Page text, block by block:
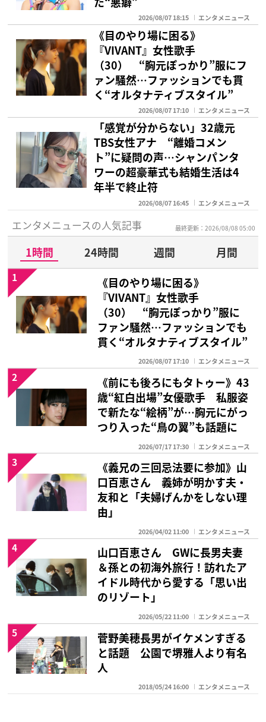
2026/08/07 18:15 エンタメニュース
《目のやり場に困る》
『VIVANT』女性歌手
（30） “胸元ぽっかり”服にフ
ァン騒然…ファッションでも貫
く“オルタナティブスタイル”
2026/08/07 17:10 エンタメニュース
「感覚が分からない」32歳元
TBS女性アナ “離婚コメン
ト”に疑問の声…シャンパンタ
ワーの超豪華式も結婚生活は4
年半で終止符
2026/08/07 16:45 エンタメニュース
エンタメニュースの人気記事 最終更新：2026/08/08 05:00
1時間 24時間 週間
月間
《目のやり場に困る》
『VIVANT』女性歌手
（30） “胸元ぽっかり”服に
ファン騒然…ファッションでも
貫く“オルタナティブスタイル”
2026/08/07 17:10 エンタメニュース
1
《前にも後ろにもタトゥー》43
歳“紅白出場”女優歌手 私服姿
で新たな“絵柄”が…胸元にがっ
つり入った“鳥の翼”も話題に
2026/07/17 17:30 エンタメニュース
2
《義兄の三回忌法要に参加》山
口百恵さん 義姉が明かす夫・
友和と「夫婦げんかをしない理
由」
2026/04/02 11:00 エンタメニュース
3
山口百恵さん GWに長男夫妻
＆孫との初海外旅行！訪れたア
イドル時代から愛する「思い出
のリゾート」
2026/05/22 11:00 エンタメニュース
4
菅野美穂長男がイケメンすぎる
と話題 公園で堺雅人より有名
人
2018/05/24 16:00 エンタメニュース
5